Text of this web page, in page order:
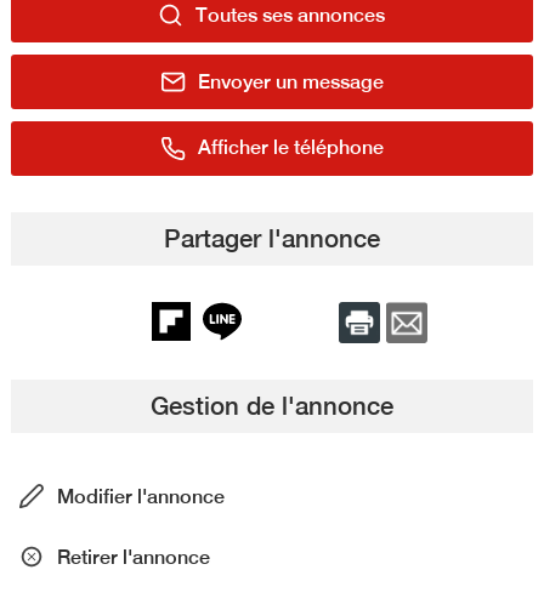
Toutes ses annonces
Envoyer un message
Afficher le téléphone
Partager l'annonce
Gestion de l'annonce
Modifier l'annonce
Retirer l'annonce